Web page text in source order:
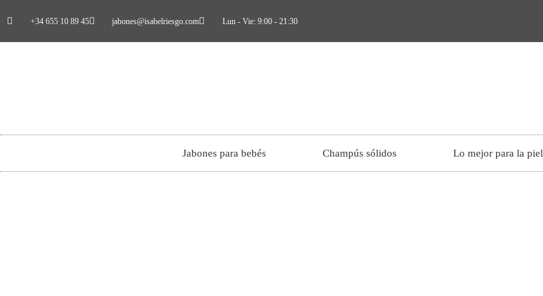
+34 655 10 89 45 jabones@isabelriesgo.com Lun - Vie: 9:00 - 21:30
Jabones para bebés Champús sólidos Lo mejor para la piel